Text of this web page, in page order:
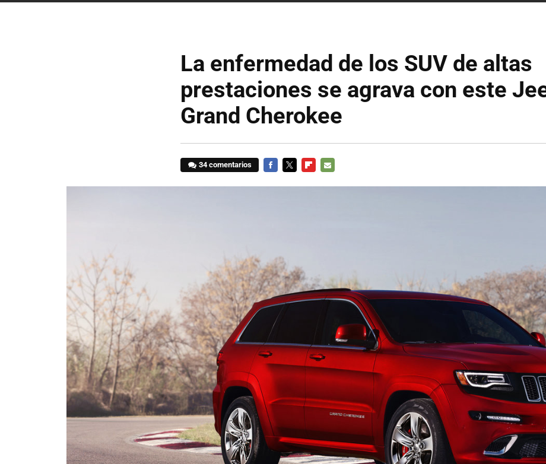
La enfermedad de los SUV de altas
prestaciones se agrava con este
Grand Cherokee
34 comentarios